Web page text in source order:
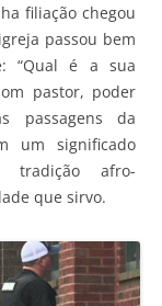
filiação chegou
passou bem
“Qual é a sua
pastor, poder
passagens da
um significado
afro-
que sirvo.